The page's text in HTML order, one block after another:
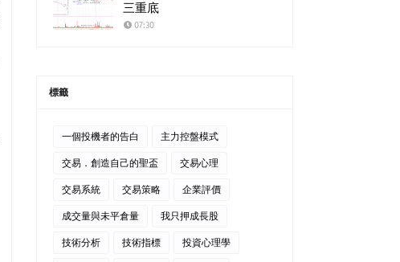
三重底
07:30
標籤
一個投機者的告白 主力控盤模式
交易．創造自己的聖盃 交易心理
交易系統 交易策略 企業評價
成交量與未平倉量 我只押成長股
技術分析 技術指標 投資心理學